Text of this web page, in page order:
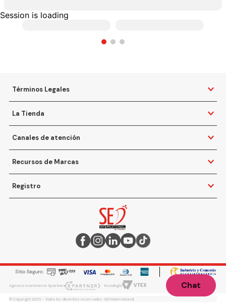
Chat
Session is loading
Términos Legales
La Tienda
Canales de atención
Recursos de Marcas
Registro
Agencia ecommerce Epartner Tecnología
© Copyright 2025 - Todos los derechos reservados SED International